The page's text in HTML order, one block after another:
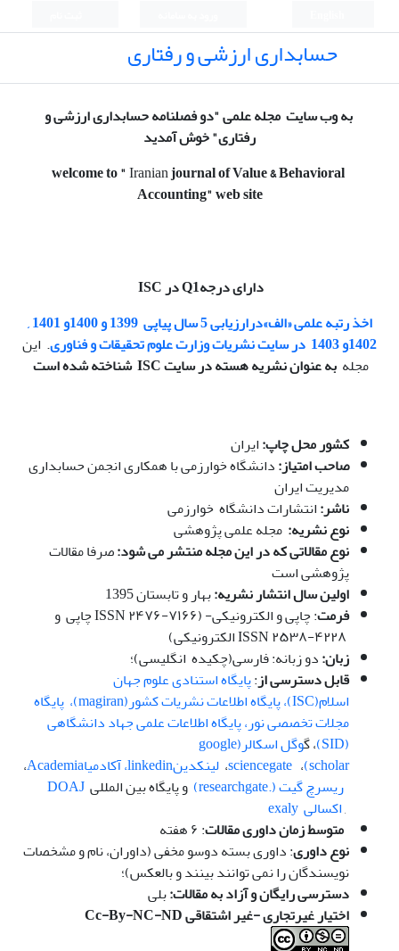
حسابداری ارزشی و رفتاری
به وب سایت مجله علمی "دو فصلنامه حسابداری ارزشی و
رفتاری" خوش آمدید
welcome to"Iranianjournal of Value & Behavioral
Accounting" web site
دارای درجهQ1 در ISC
اخذ رتبهعلمی «الف»درارزیابی 5 سال پیاپی
1399 و 1400و 1401 ,
1402و 1403
در سایت نشریات وزارت علوم تحقیقات و فناوری. این
مجله به عنوان نشریه هسته در سایت ISC شناخته شده است
کشور محل چاپ:ایران
صاحب امتیاز:دانشگاه خوارزمی با همکاری انجمن حسابداری
مدیریت ایران
ناشر:انتشارات دانشگاه خوارزمی
نوع نشریه: مجله علمی پژوهشی
نوع مقالاتی که در این مجله منتشر می شود:صرفا مقالات
پژوهشی است
اولین سال انتشار نشریه:بهار و تابستان 1395
فرمت
: چاپی و الکترونیکی- (ISSN ۲۴۷۶-۷۱۶۶ چاپی و
زبان:دو زبانه: فارسی(چکیده انگلیسی)؛
قابل دسترسی از:پایگاه استنادی علوم جهان
اسلام(ISC)،
پایگاه اطلاعات نشریات کشور(magiran)،
پایگاه
مجلات تخصصی نور،پایگاه اطلاعات علمی جهاد دانشگاهی
(SID)
، گ
وگل اسکالر(google
scholar) ، sciencegate، لینکدینlinkedin ،آکادمیاAcademia،
ریسرچ گیت (.researchgate)
و پایگاه بین المللی DOAJ
,اکسالی exaly
متوسط زمان داوری مقالات: ۶ هفته
نوع داوری: داوری بسته دوسو مخفی (داوران، نام و مشخصات
نویسندگان را نمی توانند بینند و بالعکس)؛
دسترسی رایگان و آزاد به مقالات:بلی
اختیار غیرتجاری -غیر اشتقاقیCc-By-NC-ND